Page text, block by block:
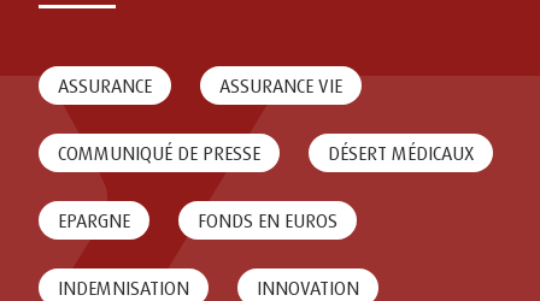
ASSURANCE ASSURANCE VIE
COMMUNIQUÉ DE PRESSE DÉSERT MÉDICAUX
EPARGNE FONDS EN EUROS
INDEMNISATION INNOVATION